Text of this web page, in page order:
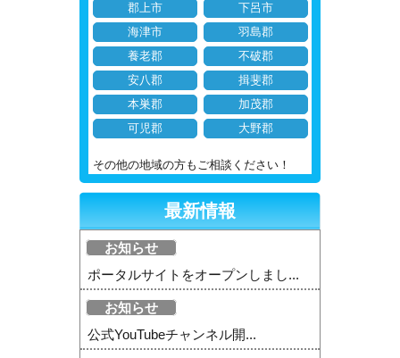
郡上市
下呂市
海津市
羽島郡
養老郡
不破郡
安八郡
揖斐郡
本巣郡
加茂郡
可児郡
大野郡
その他の地域の方もご相談ください！
最新情報
お知らせ
ポータルサイトをオープンしまし...
お知らせ
公式YouTubeチャンネル開...